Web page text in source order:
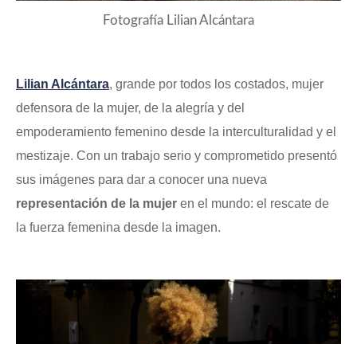
Fotografía Lilian Alcántara
Lilian Alcántara, grande por todos los costados, mujer
defensora de la mujer, de la alegría y del
empoderamiento femenino desde la interculturalidad y el
mestizaje. Con un trabajo serio y comprometido presentó
sus imágenes para dar a conocer una nueva
representación de la mujer en el mundo: el rescate de
la fuerza femenina desde la imagen.